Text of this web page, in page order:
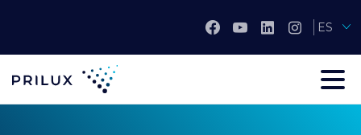
ES